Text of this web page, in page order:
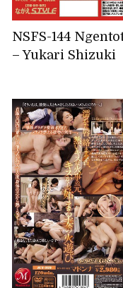
NSFS-144
– Yukari Shizuki